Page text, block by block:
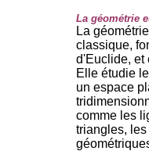
La géométrie
La
classique,
d'Euclide, et
Elle étudie
un espace
comme les
triangles,